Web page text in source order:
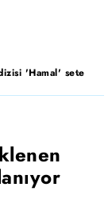
'Hamal' sete